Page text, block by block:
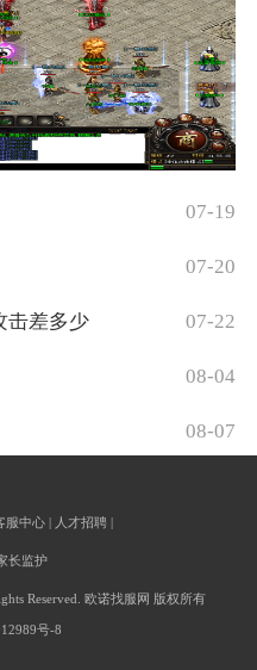
07-19
07-20
击差多少 07-22
08-04
08-07
服中心 | 人才招聘 |
长监护
Reserved. 欧诺找服网 版权所有
号-8